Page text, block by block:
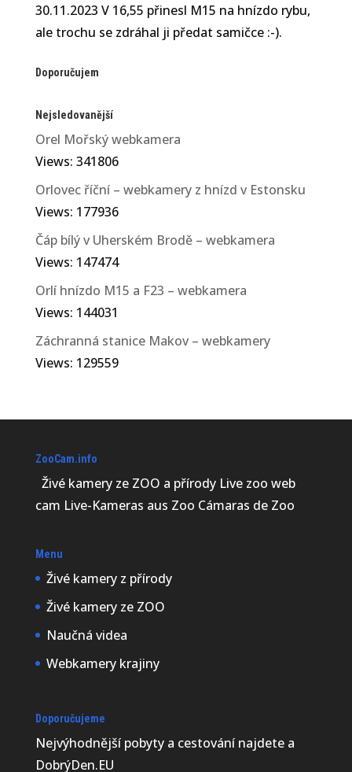
30.11.2023 V 16,55 přinesl M15 na hnízdo rybu,
ale trochu se zdráhal ji předat samičce :-).
Doporučujem
Nejsledovanější
Orel Mořský webkamera
Views: 341806
Orlovec říční – webkamery z hnízd v Estonsku
Views: 177936
Čáp bílý v Uherském Brodě – webkamera
Views: 147474
Orlí hnízdo M15 a F23 – webkamera
Views: 144031
Záchranná stanice Makov – webkamery
Views: 129559
ZooCam.info
Živé kamery ze ZOO a přírody Live zoo web
cam Live-Kameras aus Zoo Cámaras de Zoo
Menu
Živé kamery z přírody
Živé kamery ze ZOO
Naučná videa
Webkamery krajiny
Doporučujeme
Nejvýhodnější pobyty a cestování najdete a
DobrýDen.EU